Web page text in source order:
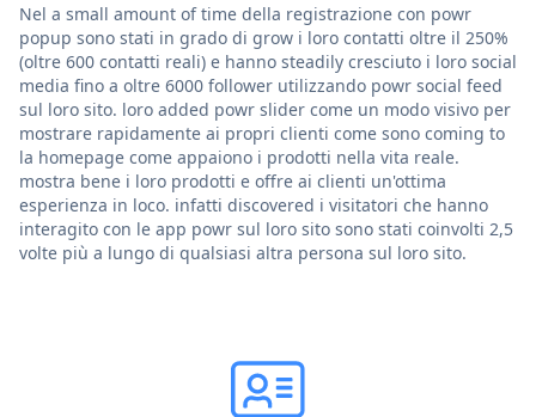
Nel a small amount of time della registrazione con powr
popup sono stati in grado di grow i loro contatti oltre il 250%
(oltre 600 contatti reali) e hanno steadily cresciuto i loro social
media fino a oltre 6000 follower utilizzando powr social feed
sul loro sito. loro added powr slider come un modo visivo per
mostrare rapidamente ai propri clienti come sono coming to
la homepage come appaiono i prodotti nella vita reale.
mostra bene i loro prodotti e offre ai clienti un'ottima
esperienza in loco. infatti discovered i visitatori che hanno
interagito con le app powr sul loro sito sono stati coinvolti 2,5
volte più a lungo di qualsiasi altra persona sul loro sito.